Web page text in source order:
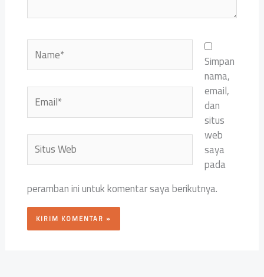
Name*
Email*
Situs
Web
Simpan
nama,
email,
dan
situs
web
saya
pada
peramban ini untuk komentar saya berikutnya.